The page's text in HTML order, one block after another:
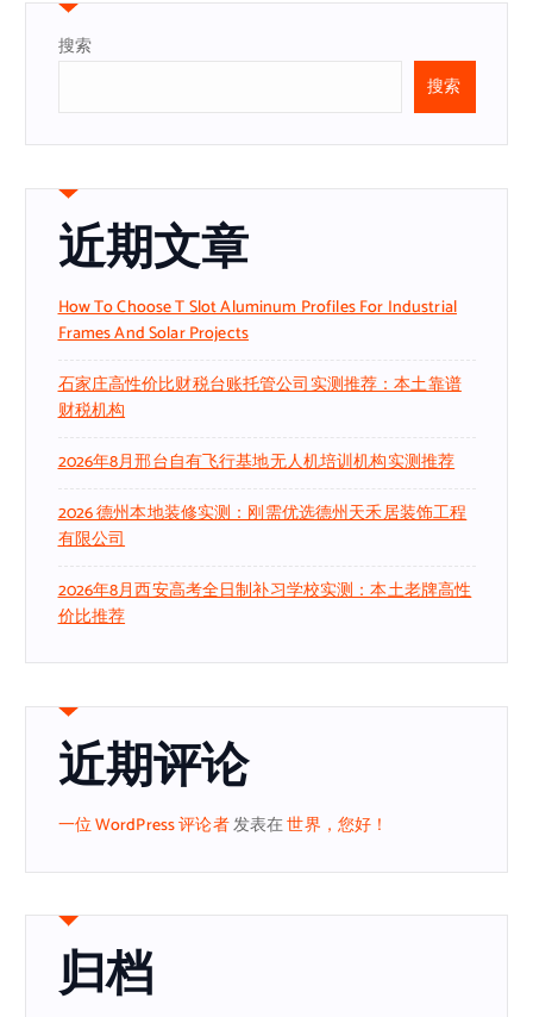
搜索
搜索
近期文章
How To Choose T Slot Aluminum Profiles For Industrial
Frames And Solar Projects
石家庄高性价比财税台账托管公司实测推荐：本土靠谱
财税机构
2026年8月邢台自有飞行基地无人机培训机构实测推荐
2026 德州本地装修实测：刚需优选德州天禾居装饰工程
有限公司
2026年8月西安高考全日制补习学校实测：本土老牌高性
价比推荐
近期评论
一位 WordPress 评论者发表在世界，您好！
归档